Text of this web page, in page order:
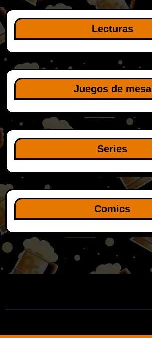
Lecturas
Juegos de mesa
Series
Comics